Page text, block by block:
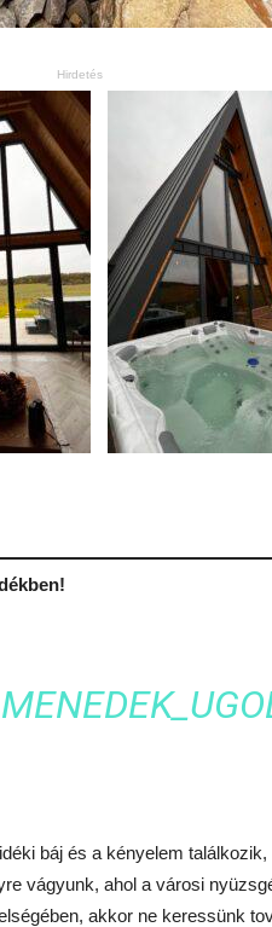
Hirdetés
báj és a kényelem
vágyunk, ahol a városi
akkor ne keressünk